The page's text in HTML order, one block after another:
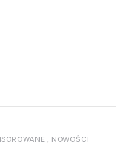
, NOWOŚCI